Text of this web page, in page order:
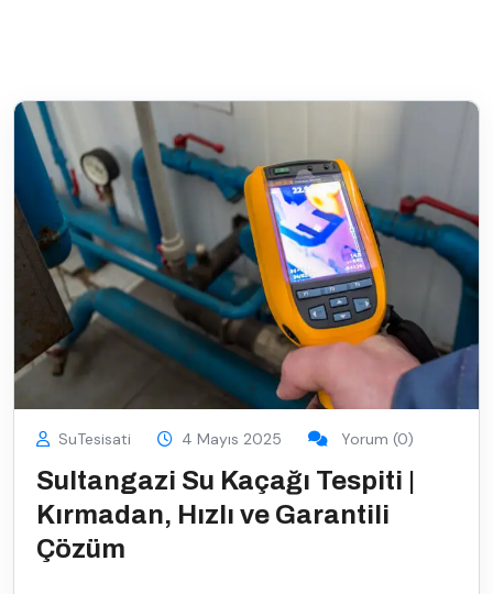
SuTesisati 4 Mayıs 2025 Yorum (0)
Sultangazi Su Kaçağı Tespiti |
Kırmadan, Hızlı ve Garantili
Çözüm